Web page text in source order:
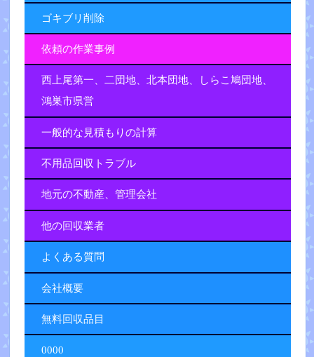
ゴキブリ削除
依頼の作業事例
西上尾第一、二団地、北本団地、しらこ鳩団地、
鴻巣市県営
一般的な見積もりの計算
不用品回収トラブル
地元の不動産、管理会社
他の回収業者
よくある質問
会社概要
無料回収品目
0000